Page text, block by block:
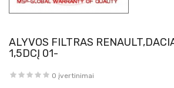
ALYVOS FILTRAS
1,5DCĮ 01-
0 įvertinimai